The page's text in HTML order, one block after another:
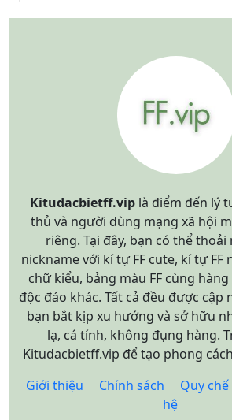
Kitudacbietff.vip là điểm đến lý
thủ và người dùng mạng xã hội
riêng. Tại đây, bạn có thể thoải
nickname với kí tự FF cute, kí tự FF
chữ kiểu, bảng màu FF cùng
độc đáo khác. Tất cả đều được cập
bạn bắt kịp xu hướng và sở hữu
lạ, cá tính, không đụng hàng.
Kitudacbietff.vip để tạo phong
Giới thiệu
Chính sách Quy
hệ